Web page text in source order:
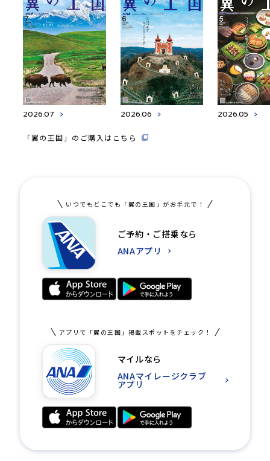
2026.07 2026.06 2026.05
「翼の王国」のご購入はこちら
いつでもどこでも「翼の王国」がお手元で！
ご予約・ご搭乗なら
ANAアプリ
アプリで「翼の王国」掲載スポットをチェック！
マイルなら
ANAマイレージクラブ
アプリ